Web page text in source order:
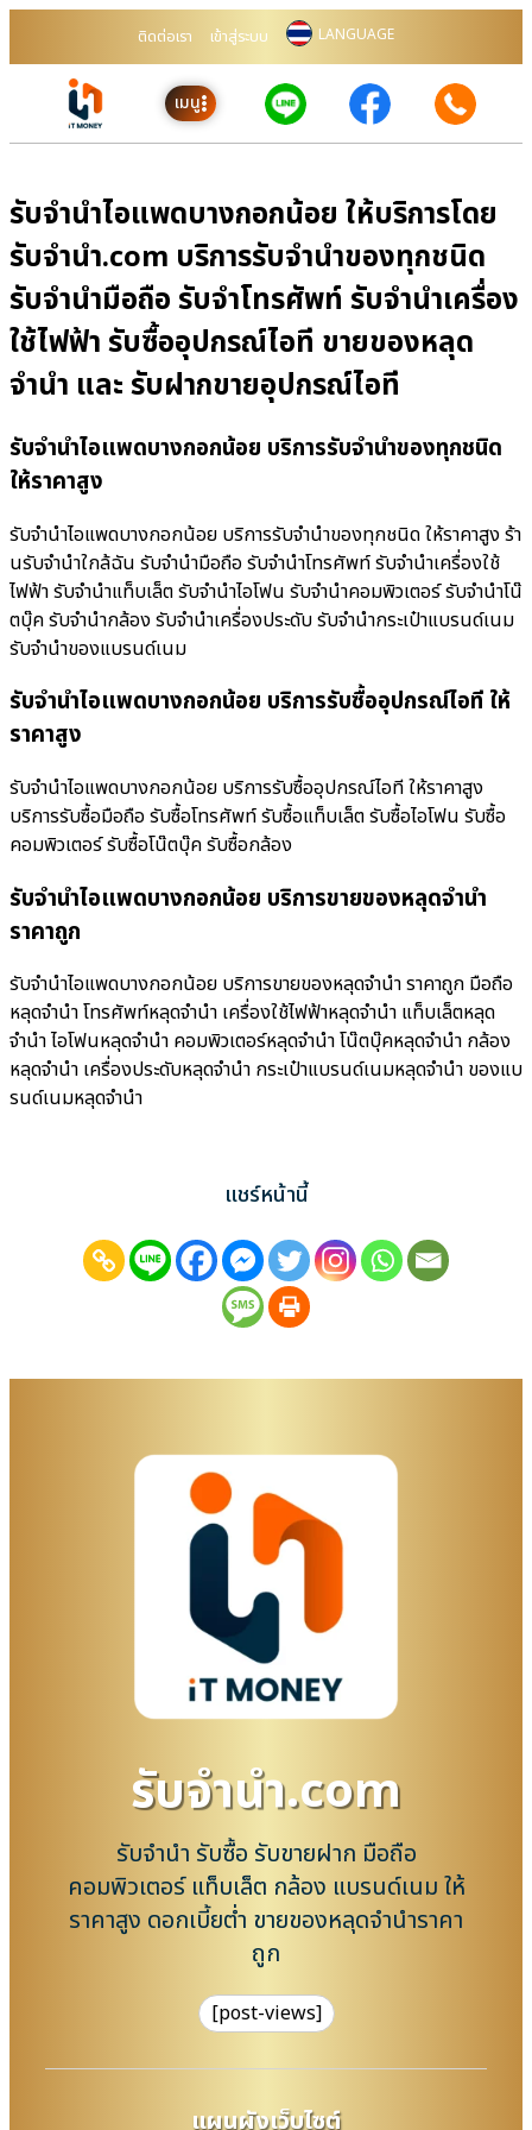
ติดต่อเรา เข้าสู่ระบบ LANGUAGE
เมนู
รับจำนำไอแพดบางกอกน้อย ให้บริการโดย
รับจํานํา.com บริการรับจำนำของทุกชนิด
รับจำนำมือถือ รับจำโทรศัพท์ รับจำนำเครื่อง
ใช้ไฟฟ้า รับซื้ออุปกรณ์ไอที ขายของหลุด
จำนำ และ รับฝากขายอุปกรณ์ไอที
รับจำนำไอแพดบางกอกน้อย บริการรับจำนำของทุกชนิด
ให้ราคาสูง
รับจำนำไอแพดบางกอกน้อย บริการรับจำนำของทุกชนิด ให้ราคาสูง ร้า
นรับจํานําใกล้ฉัน รับจำนำมือถือ รับจำนำโทรศัพท์ รับจำนำเครื่องใช้
ไฟฟ้า รับจำนำแท็บเล็ต รับจำนำไอโฟน รับจำนำคอมพิวเตอร์ รับจำนำโน๊
ตบุ๊ค รับจำนำกล้อง รับจำนำเครื่องประดับ รับจำนำกระเป๋าแบรนด์เนม
รับจำนำของแบรนด์เนม
รับจำนำไอแพดบางกอกน้อย บริการรับซื้ออุปกรณ์ไอที ให้
ราคาสูง
รับจำนำไอแพดบางกอกน้อย บริการรับซื้ออุปกรณ์ไอที ให้ราคาสูง
บริการรับซื้อมือถือ รับซื้อโทรศัพท์ รับซื้อแท็บเล็ต รับซื้อไอโฟน รับซื้อ
คอมพิวเตอร์ รับซื้อโน๊ตบุ๊ค รับซื้อกล้อง
รับจำนำไอแพดบางกอกน้อย บริการขายของหลุดจำนำ
ราคาถูก
รับจำนำไอแพดบางกอกน้อย บริการขายของหลุดจำนำ ราคาถูก มือถือ
หลุดจำนำ โทรศัพท์หลุดจำนำ เครื่องใช้ไฟฟ้าหลุดจำนำ แท็บเล็ตหลุด
จำนำ ไอโฟนหลุดจำนำ คอมพิวเตอร์หลุดจำนำ โน๊ตบุ๊คหลุดจำนำ กล้อง
หลุดจำนำ เครื่องประดับหลุดจำนำ กระเป๋าแบรนด์เนมหลุดจำนำ ของแบ
รนด์เนมหลุดจำนำ
แชร์หน้านี้
รับจํานํา.com
รับจำนำ รับซื้อ รับขายฝาก มือถือ
คอมพิวเตอร์ แท็บเล็ต กล้อง แบรนด์เนม ให้
ราคาสูง ดอกเบี้ยต่ำ ขายของหลุดจำนำราคา
ถูก
[post-views]
แผนผังเว็บไซต์